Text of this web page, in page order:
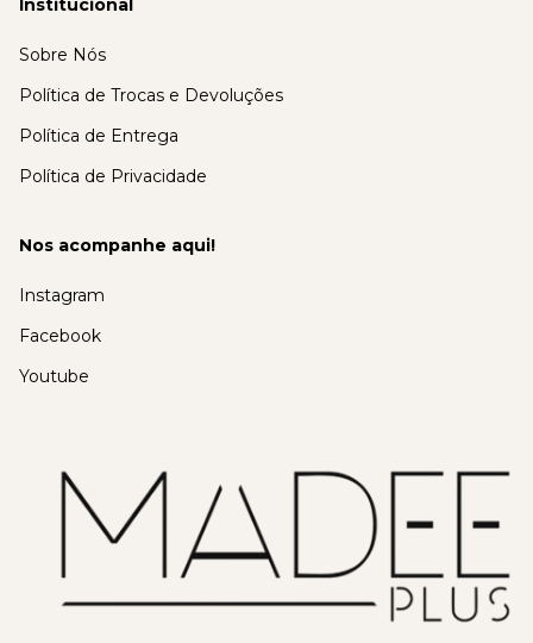
Institucional
Sobre Nós
Política de Trocas e Devoluções
Política de Entrega
Política de Privacidade
Nos acompanhe aqui!
Instagram
Facebook
Youtube